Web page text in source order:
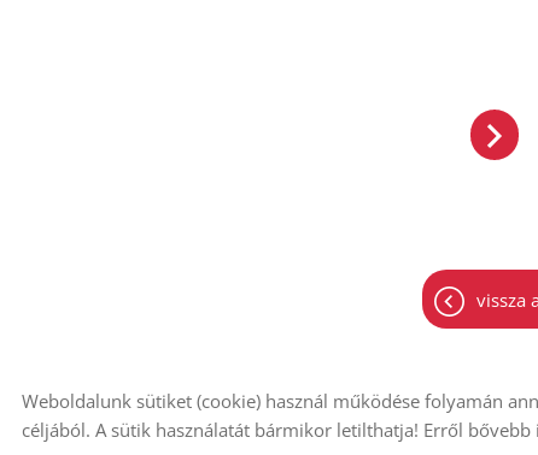
vissza
© 2026 - Minden jog fenntartva Oldal
Weboldalunk sütiket (cookie) használ működése folyamán
céljából. A sütik használatát bármikor letilthatja! Erről